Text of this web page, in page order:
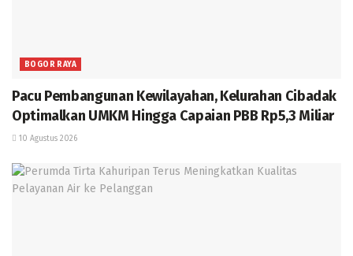
BOGOR RAYA
Pacu Pembangunan Kewilayahan, Kelurahan Cibadak
Optimalkan UMKM Hingga Capaian PBB Rp5,3 Miliar
10 Agustus 2026